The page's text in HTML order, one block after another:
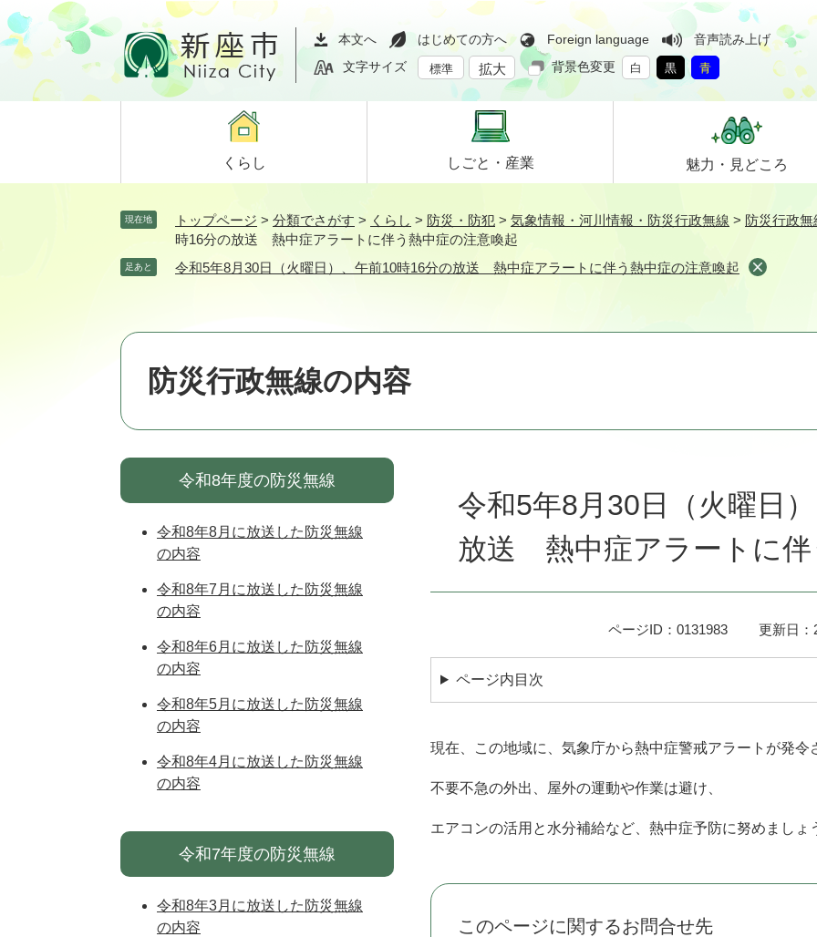
ペ
ー
ジ
メ
ニ
ュ
て
本文へ はじめての方へ Foreign language
音声読み上げ
文字サイズ
標準 拡大 背景色変更 白 黒 青
くらし しごと・ 産業 魅力・ 見どころ
現在地 トップページ > 分類でさがす > くらし > 防災・防犯 > 気象情報・河川情報・防災行政無線 > 防災行政無
時16分の放送 熱中症アラートに伴う熱中症の注意喚起
足あと 令和5年8月30日（火曜日）、午前10時16分の放送 熱中症アラートに伴う熱中症の注意喚起
防災行政無線の内容
令和5年8月30日（火曜日
放送 熱中症アラートに伴
ページID：0131983 更新日：
ページ内目次
現在、この地域に、気象庁から熱中症警戒アラートが発令
不要不急の外出、屋外の運動や作業は避け、
エアコンの活用と水分補給など、熱中症予防に努めましょ
このページに関するお問合せ先
令和8年度の防災無線
令和8年8月に放送した防災無線
の内容
令和8年7月に放送した防災無線
の内容
令和8年6月に放送した防災無線
の内容
令和8年5月に放送した防災無線
の内容
令和8年4月に放送した防災無線
の内容
令和7年度の防災無線
令和8年3月に放送した防災無線
の内容